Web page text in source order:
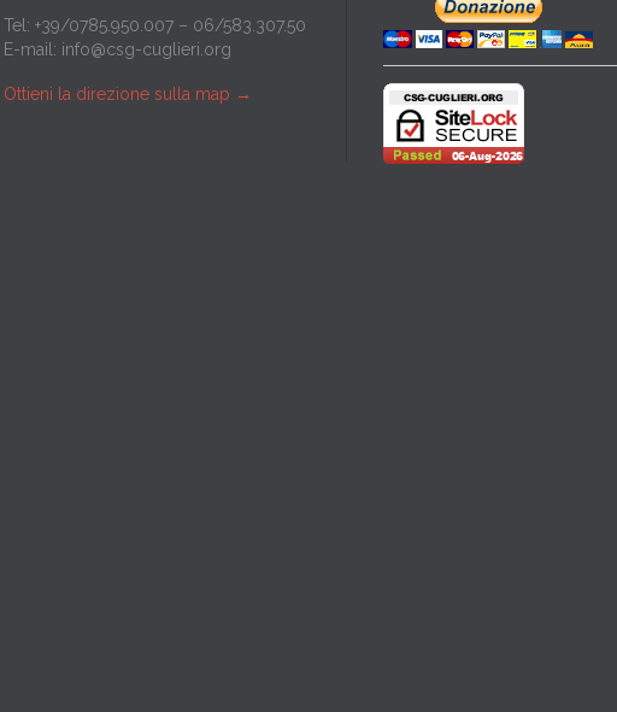
Tel: +39/0785.950.007 – 06/583.307.50
E-mail: info@csg-cuglieri.org
Ottieni la direzione sulla map →